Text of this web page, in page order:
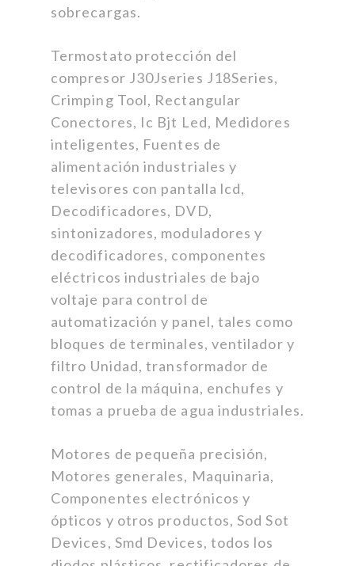
sobrecargas.
Termostato protección del
compresor J30Jseries J18Series,
Crimping Tool, Rectangular
Conectores, Ic Bjt Led, Medidores
inteligentes, Fuentes de
alimentación industriales y
televisores con pantalla lcd,
Decodificadores, DVD,
sintonizadores, moduladores y
decodificadores, componentes
eléctricos industriales de bajo
voltaje para control de
automatización y panel, tales como
bloques de terminales, ventilador y
filtro Unidad, transformador de
control de la máquina, enchufes y
tomas a prueba de agua industriales.
Motores de pequeña precisión,
Motores generales, Maquinaria,
Componentes electrónicos y
ópticos y otros productos, Sod Sot
Devices, Smd Devices, todos los